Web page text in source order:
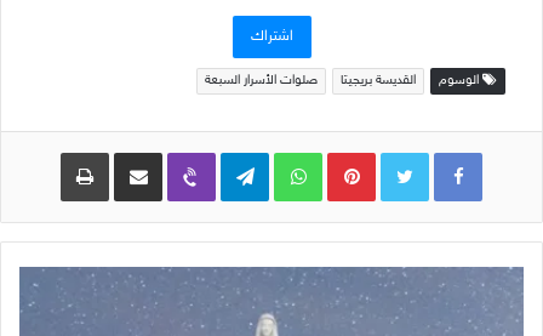
اشتراك
الوسوم القديسة بريجيتا صلوات الأسرار السبعة
Pinterest
WhatsApp
Telegram
Viber مشاركة عبر البريد طباعة